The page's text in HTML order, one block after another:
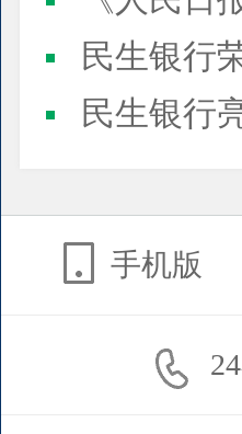
民生银行荣获2025上
民生银行
手机版